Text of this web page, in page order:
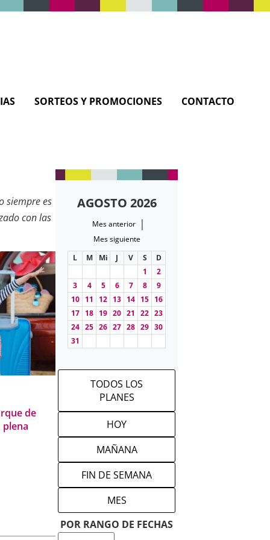
SORTEOS Y PROMOCIONES CONTACTO
siempre es
con las
gratuitas al
para
a
de
AGOSTO 2026
Mes anterior |
Mes siguiente
L
M Mi J V S
D
1
2
3
4 5 6 7 8
9
10
11 12 13 14 15 16
17
18 19 20 21 22 23
24 25 26 27 28 29 30
31
TODOS LOS
PLANES
HOY
MAÑANA
FIN DE SEMANA
MES
POR RANGO DE FECHAS